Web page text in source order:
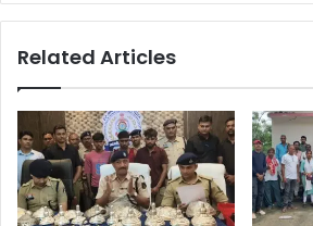
करोड़
लाख
विकास
कार्यों
की
सौगात
Related Articles